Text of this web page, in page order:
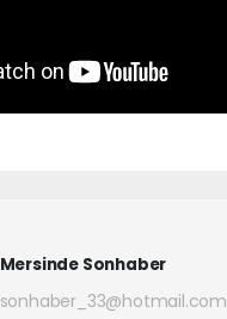
Mersinde Sonhaber
sonhaber_33@hotmail.com